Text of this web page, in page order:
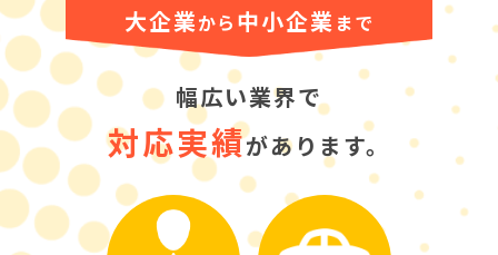
大企業から 中小企業 まで
幅広い業界で
対応実績があります。